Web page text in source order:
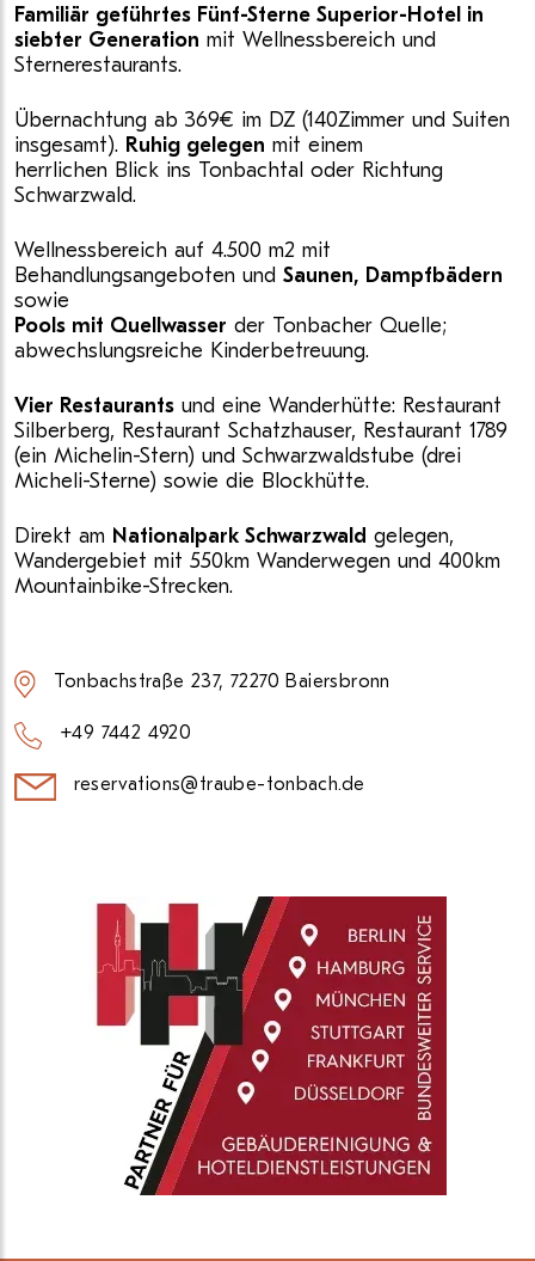
Familiär geführtes Fünf-Sterne Superior-Hotel in
siebter Generation mit Wellnessbereich und
Sternerestaurants.
Übernachtung ab 369€ im DZ (140Zimmer und Suiten
insgesamt). Ruhig gelegen mit einem
herrlichen Blick ins Tonbachtal oder Richtung
Schwarzwald.
Wellnessbereich auf 4.500 m2 mit
Behandlungsangeboten und Saunen, Dampfbädern
sowie
Pools mit Quellwasser der Tonbacher Quelle;
abwechslungsreiche Kinderbetreuung.
Vier Restaurants und eine Wanderhütte: Restaurant
Silberberg, Restaurant Schatzhauser, Restaurant 1789
(ein Michelin-Stern) und Schwarzwaldstube (drei
Micheli-Sterne) sowie die Blockhütte.
Direkt am Nationalpark Schwarzwald gelegen,
Wandergebiet mit 550km Wanderwegen und 400km
Mountainbike-Strecken.
Tonbachstraße 237, 72270 Baiersbronn
+49 7442 4920
reservations@traube-tonbach.de